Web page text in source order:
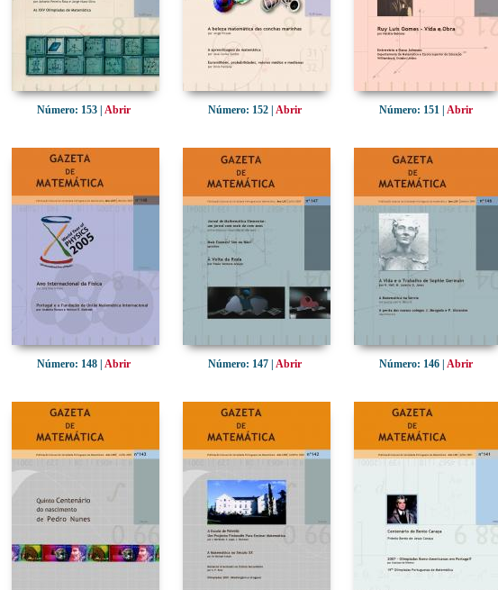
Número: 153 | Abrir Número: 152 | Abrir Número: 151 | Abrir
Número: 148 | Abrir Número: 147 | Abrir Número: 146 | Abrir